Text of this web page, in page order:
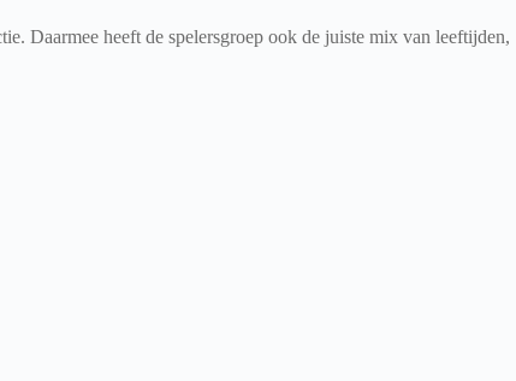
Daarmee heeft de spelersgroep ook de juiste mix van leeftijden,